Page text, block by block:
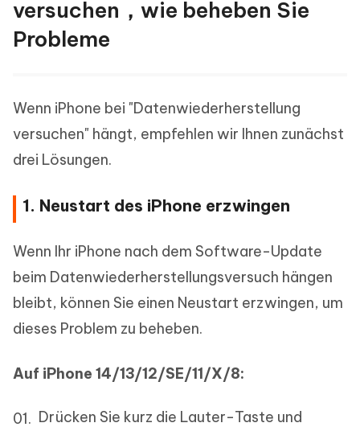
versuchen，wie beheben Sie
Probleme
Wenn iPhone bei "Datenwiederherstellung
versuchen" hängt, empfehlen wir Ihnen zunächst
drei Lösungen.
1. Neustart des iPhone erzwingen
Wenn Ihr iPhone nach dem Software-Update
beim Datenwiederherstellungsversuch hängen
bleibt, können Sie einen Neustart erzwingen, um
dieses Problem zu beheben.
Auf iPhone 14/13/12/SE/11/X/8:
Drücken Sie kurz die Lauter-Taste und